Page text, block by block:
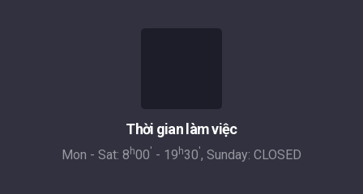
Thời gian làm việc
Mon - Sat: 8 h00' - 19 h30', Sunday: CLOSED